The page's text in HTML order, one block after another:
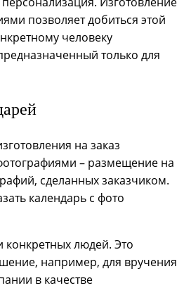
позволяет добиться этой
человеку
только для
на заказ
– размещение на
сделанных заказчиком.
календарь с фото
людей. Это
например, для вручения
в качестве